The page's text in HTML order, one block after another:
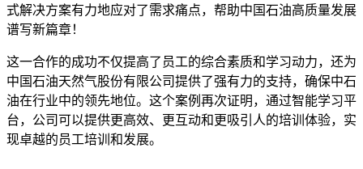
式解决方案有力地应对了需求痛点，帮助中国石油高质量发展
谱写新篇章！
这一合作的成功不仅提高了员工的综合素质和学习动力，还为
中国石油天然气股份有限公司提供了强有力的支持，确保中石
油在行业中的领先地位。这个案例再次证明，通过智能学习平
台，公司可以提供更高效、更互动和更吸引人的培训体验，实
现卓越的员工培训和发展。